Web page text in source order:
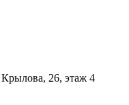
26, этаж 4